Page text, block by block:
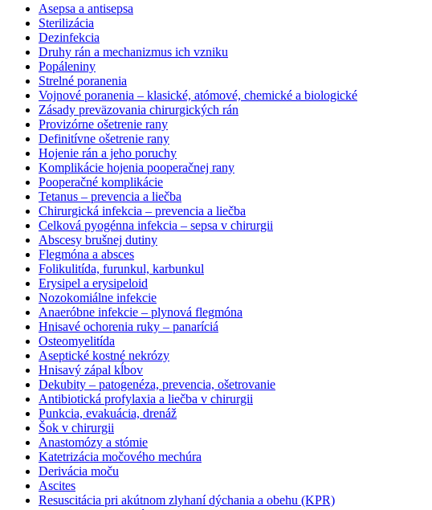
Asepsa a antisepsa
Sterilizácia
Dezinfekcia
Druhy rán a mechanizmus ich vzniku
Popáleniny
Strelné poranenia
Vojnové poranenia – klasické, atómové, chemické a biologické
Zásady preväzovania chirurgických rán
Provizórne ošetrenie rany
Definitívne ošetrenie rany
Hojenie rán a jeho poruchy
Komplikácie hojenia pooperačnej rany
Pooperačné komplikácie
Tetanus – prevencia a liečba
Chirurgická infekcia – prevencia a liečba
Celková pyogénna infekcia – sepsa v chirurgii
Abscesy brušnej dutiny
Flegmóna a absces
Folikulitída, furunkul, karbunkul
Erysipel a erysipeloid
Nozokomiálne infekcie
Anaeróbne infekcie – plynová flegmóna
Hnisavé ochorenia ruky – panaríciá
Osteomyelitída
Aseptické kostné nekrózy
Hnisavý zápal kĺbov
Dekubity – patogenéza, prevencia, ošetrovanie
Antibiotická profylaxia a liečba v chirurgii
Punkcia, evakuácia, drenáž
Šok v chirurgii
Anastomózy a stómie
Katetrizácia močového mechúra
Derivácia moču
Ascites
Resuscitácia pri akútnom zlyhaní dýchania a obehu (KPR)